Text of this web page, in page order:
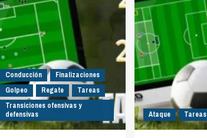
Conducción
Finalizaciones
Golpeo
Regate
Tareas
Transiciones ofensivas y
defensivas
Ataque Tareas